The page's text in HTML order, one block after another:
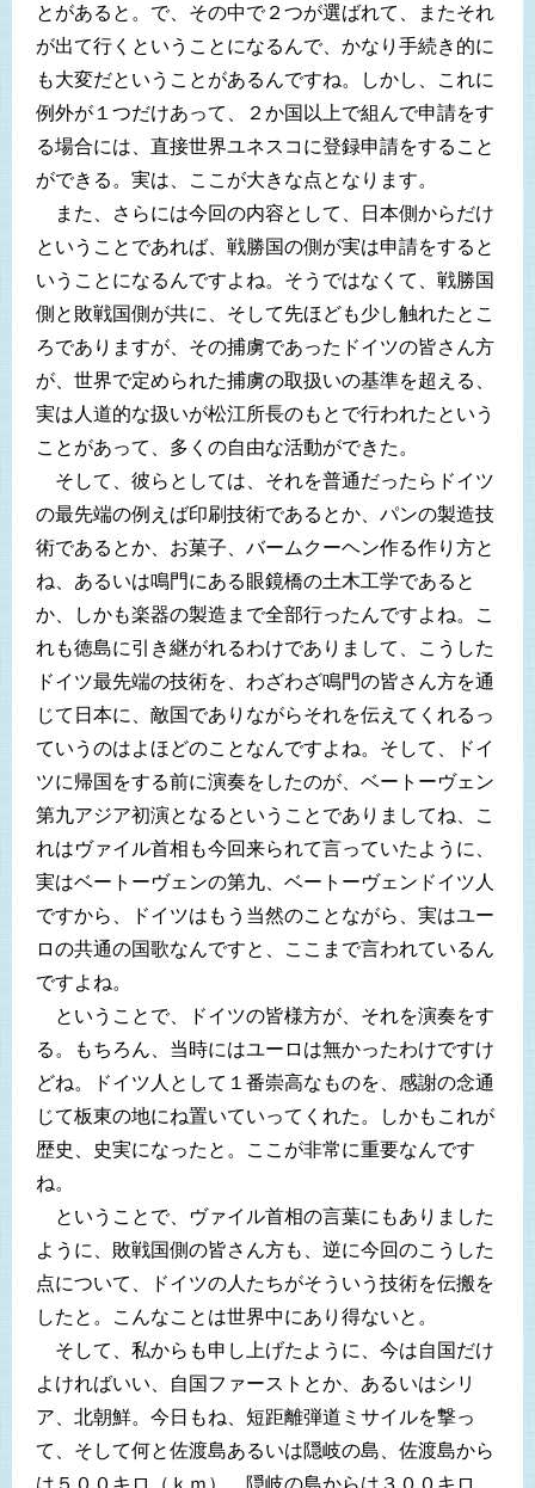
とがあると。で、その中で２つが選ばれて、またそれ
が出て行くということになるんで、かなり手続き的に
も大変だということがあるんですね。しかし、これに
例外が１つだけあって、２か国以上で組んで申請をす
る場合には、直接世界ユネスコに登録申請をすること
ができる。実は、ここが大きな点となります。
また、さらには今回の内容として、日本側からだけ
ということであれば、戦勝国の側が実は申請をすると
いうことになるんですよね。そうではなくて、戦勝国
側と敗戦国側が共に、そして先ほども少し触れたとこ
ろでありますが、その捕虜であったドイツの皆さん方
が、世界で定められた捕虜の取扱いの基準を超える、
実は人道的な扱いが松江所長のもとで行われたという
ことがあって、多くの自由な活動ができた。
そして、彼らとしては、それを普通だったらドイツ
の最先端の例えば印刷技術であるとか、パンの製造技
術であるとか、お菓子、バームクーヘン作る作り方と
ね、あるいは鳴門にある眼鏡橋の土木工学であると
か、しかも楽器の製造まで全部行ったんですよね。こ
れも徳島に引き継がれるわけでありまして、こうした
ドイツ最先端の技術を、わざわざ鳴門の皆さん方を通
じて日本に、敵国でありながらそれを伝えてくれるっ
ていうのはよほどのことなんですよね。そして、ドイ
ツに帰国をする前に演奏をしたのが、ベートーヴェン
第九アジア初演となるということでありましてね、こ
れはヴァイル首相も今回来られて言っていたように、
実はベートーヴェンの第九、ベートーヴェンドイツ人
ですから、ドイツはもう当然のことながら、実はユー
ロの共通の国歌なんですと、ここまで言われているん
ですよね。
ということで、ドイツの皆様方が、それを演奏をす
る。もちろん、当時にはユーロは無かったわけですけ
どね。ドイツ人として１番崇高なものを、感謝の念通
じて板東の地にね置いていってくれた。しかもこれが
歴史、史実になったと。ここが非常に重要なんです
ね。
ということで、ヴァイル首相の言葉にもありました
ように、敗戦国側の皆さん方も、逆に今回のこうした
点について、ドイツの人たちがそういう技術を伝搬を
したと。こんなことは世界中にあり得ないと。
そして、私からも申し上げたように、今は自国だけ
よければいい、自国ファーストとか、あるいはシリ
ア、北朝鮮。今日もね、短距離弾道ミサイルを撃っ
て、そして何と佐渡島あるいは隠岐の島、佐渡島から
は５００キロ（ｋｍ）、隠岐の島からは３００キロ